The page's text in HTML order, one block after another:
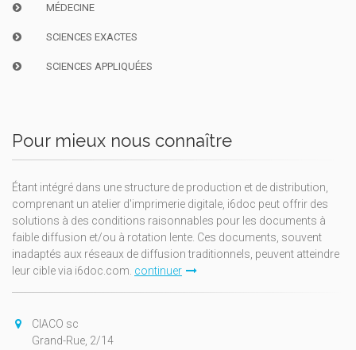
MÉDECINE
SCIENCES EXACTES
SCIENCES APPLIQUÉES
Pour mieux nous connaître
Étant intégré dans une structure de production et de distribution,
comprenant un atelier d'imprimerie digitale, i6doc peut offrir des
solutions à des conditions raisonnables pour les documents à
faible diffusion et/ou à rotation lente. Ces documents, souvent
inadaptés aux réseaux de diffusion traditionnels, peuvent atteindre
leur cible via i6doc.com. continuer
CIACO sc
Grand-Rue, 2/14